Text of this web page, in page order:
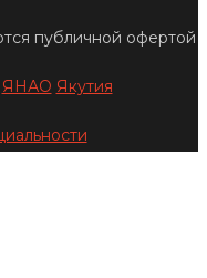
публичной офертой
ЯНАО Якутия